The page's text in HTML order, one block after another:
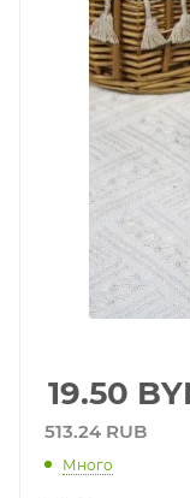
19.50
513.24 RUB
Много